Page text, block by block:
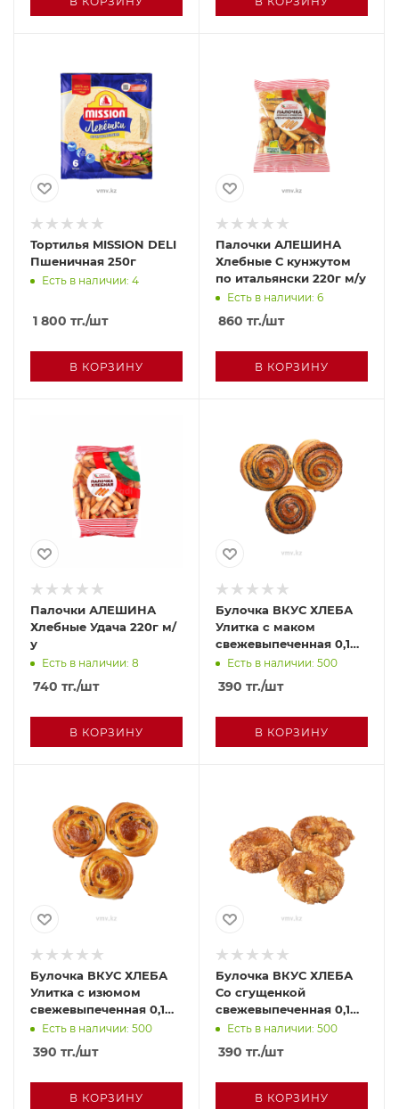
Тортилья MISSION DELI
Пшеничная 250г
Есть в наличии: 4
1 800 тг./шт
В КОРЗИНУ
Палочки АЛЕШИНА
Хлебные С кунжутом
по итальянски 220г м/у
Есть в наличии: 6
860 тг./шт
В КОРЗИНУ
Палочки АЛЕШИНА
Хлебные Удача 220г м/
у
Есть в наличии: 8
740 тг./шт
В КОРЗИНУ
Булочка ВКУС ХЛЕБА
Улитка с маком
свежевыпеченная 0,1
штЕсть в наличии: 500
390 тг./шт
В КОРЗИНУ
Булочка ВКУС ХЛЕБА
Улитка с изюмом
свежевыпеченная 0,1
штЕсть в наличии: 500
390 тг./шт
В КОРЗИНУ
Булочка ВКУС ХЛЕБА
Со сгущенкой
свежевыпеченная 0,1
штЕсть в наличии: 500
390 тг./шт
В КОРЗИНУ